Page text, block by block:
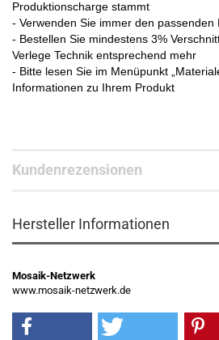
Produktionscharge stammt
- Verwenden Sie immer den passenden
- Bestellen Sie mindestens 3%
Verlege Technik entsprechend mehr
- Bitte lesen Sie im Menüpunkt
Informationen zu Ihrem Produkt
Kundenrezensionen
Hersteller Informationen
Mosaik-Netzwerk
www.mosaik-netzwerk.de